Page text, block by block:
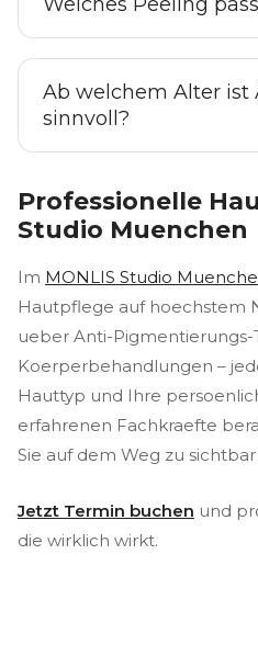
Ab welchem Alter ist
sinnvoll?
Professionelle
Studio Muenchen
Im MONLIS Studio
Hautpflege auf hoechstem
ueber Anti-Pigmentierungs-
Koerperbehandlungen –
Hauttyp und Ihre
erfahrenen Fachkraefte
Sie auf dem Weg zu
Jetzt Termin buchen und
die wirklich wirkt.